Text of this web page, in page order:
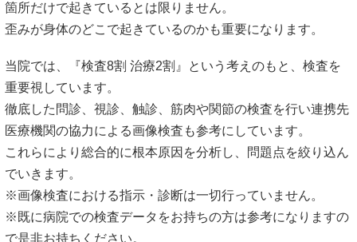
箇所だけで起きているとは限りません。
歪みが身体のどこで起きているのかも重要になります。
当院では、『検査8割 治療2割』という考えのもと、検査を
重要視しています。
徹底した問診、視診、触診、筋肉や関節の検査を行い連携先
医療機関の協力による画像検査も参考にしています。
これらにより総合的に根本原因を分析し、問題点を絞り込ん
でいきます。
※画像検査における指示・診断は一切行っていません。
※既に病院での検査データをお持ちの方は参考になりますの
で是非お持ちください。